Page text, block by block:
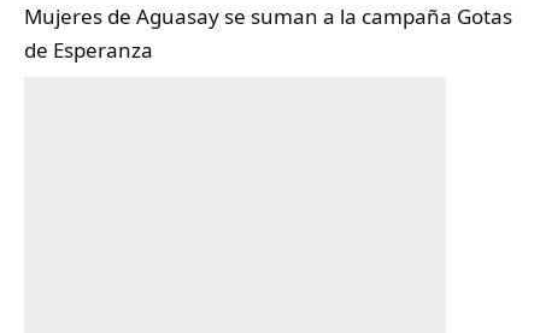
Mujeres de Aguasay se suman a la campaña Gotas
de Esperanza